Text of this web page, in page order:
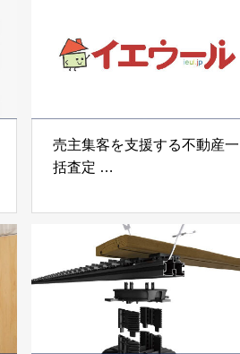
売主集客を支援する不動産一
括査定
Speee